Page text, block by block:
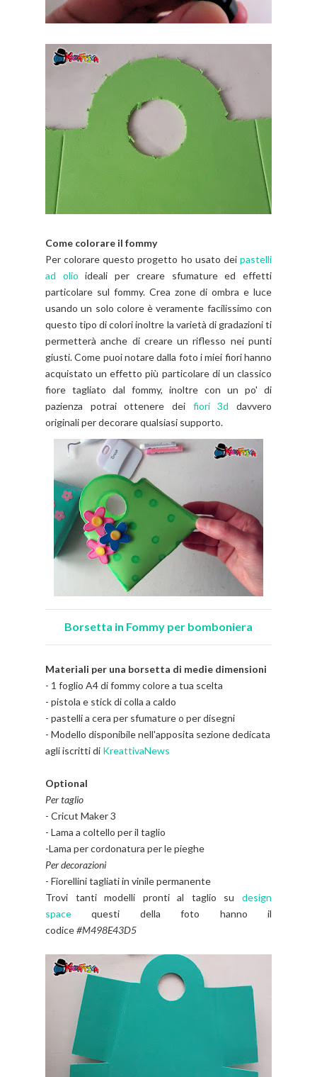
Come colorare il fommy
Per colorare questo progetto ho usato dei pastelli
ad olio ideali per creare sfumature ed effetti
particolare sul fommy. Crea zone di ombra e luce
usando un solo colore è veramente facilissimo con
questo tipo di colori inoltre la varietà di gradazioni ti
permetterà anche di creare un riflesso nei punti
giusti. Come puoi notare dalla foto i miei fiori hanno
acquistato un effetto più particolare di un classico
fiore tagliato dal fommy, inoltre con un po' di
pazienza potrai ottenere dei fiori 3d davvero
originali per decorare qualsiasi supporto.
Borsetta in Fommy per bomboniera
Materiali per una borsetta di medie dimensioni
- 1 foglio A4 di fommy colore a tua scelta
- pistola e stick di colla a caldo
- pastelli a cera per sfumature o per disegni
- Modello disponibile nell'apposita sezione dedicata
agli iscritti di KreattivaNews
Optional
Per taglio
- Cricut Maker 3
- Lama a coltello per il taglio
-Lama per cordonatura per le pieghe
Per decorazioni
- Fiorellini tagliati in vinile permanente
Trovi tanti modelli pronti al taglio su design
space questi della foto hanno il
codice#M498E43D5